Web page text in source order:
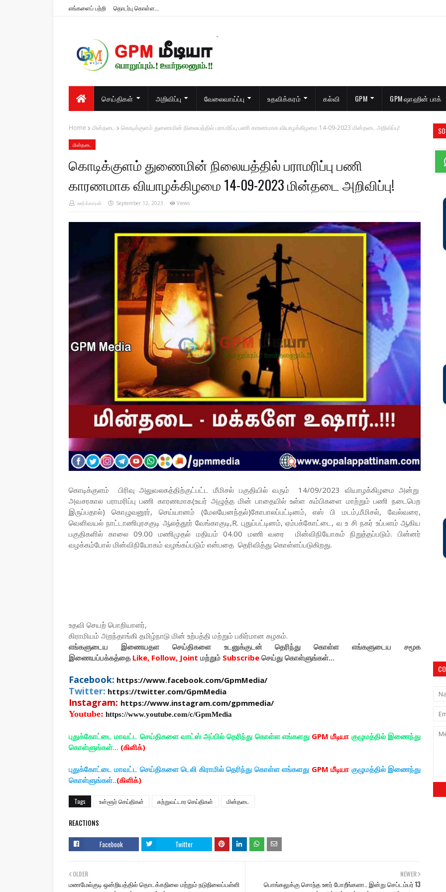
எங்களைப் பற்றி தொடர்பு கொள்ள...
செய்திகள்
அறிவிப்பு வேலைவாய்ப்பு உதவிக்கரம் கல்வி GPM GPM ஷாஹின் பாக்
Home மின்தடை கொடிக்குளம் துணைமின் நிலையத்தில் பராமரிப்பு பணி காரணமாக வியாழக்கிழமை 14-09-2023 மின்தடை அறிவிப்பு!
மின்தடை
கொடிக்குளம் துணைமின் நிலையத்தில் பராமரிப்பு பணி
காரணமாக வியாழக்கிழமை 14-09-2023 மின்தடை அறிவிப்பு!
ஊர்க்காரன் September 12, 2023 Views
கொடிக்குளம் பிரிவு அலுவலகத்திற்குட்பட்ட மீமிசல் பகுதியில் வரும் 14/09/2023 வியாழக்கிழமை அன்று
அவசரகால பராமரிப்பு பணி காரணமாக(உயர் அழுத்த மின் பாதையில் உள்ள கம்பிகளை மாற்றும் பணி நடைபெற
இருப்பதால்) கொழுவனூர், செய்யானம் (மேலயேனந்தல்)கோபாலப்பட்டினம், எஸ் பி மடம்,மீமிசல், வேல்வரை,
வெளிவயல் நாட்டாணிபுரசகுடி ஆலத்தூர் வேங்காகுடி,R. புதுப்பட்டினம், ஏம்பக்கோட்டை, வ உ சி நகர் உப்பளம் ஆகிய
பகுதிகளில் காலை 09.00 மணிமுதல் மதியம் 04.00 மணி வரை மின்விநியோகம் நிறுத்தப்படும். பின்னர்
வழக்கம்போல் மின்விநியோகம் வழங்கப்படும் என்பதை தெரிவித்து கொள்ளப்படுகிறது.
உதவி செயற் பொறியாளர்,
கிராமியம் அறந்தாங்கி தமிழ்நாடு மின் உற்பத்தி மற்றும் பகிர்மான கழகம்.
எங்களுடைய இணையதள செய்திகளை உடனுக்குடன் தெரிந்து கொள்ளஎங்களுடைய சமூக
இணையப்பக்கத்தை Like, Follow, Joint மற்றும் Subscribe செய்து கொள்ளுங்கள்...
Facebook: https://www.facebook.com/GpmMedia/
Twitter: https://twitter.com/GpmMedia
Instagram: https://www.instagram.com/gpmmedia/
Youtube: https://www.youtube.com/c/GpmMedia
புதுக்கோட்டை மாவட்ட செய்திகளை வாட்ஸ் அப்பில் தெரிந்து கொள்ள எங்களது GPM மீடியா குழுமத்தில் இணைந்து
கொள்ளுங்கள்... (கிளிக்)
புதுக்கோட்டை மாவட்ட செய்திகளை டெலி கிராமில் தெரிந்து கொள்ள எங்களது GPM மீடியா குழுமத்தில் இணைந்து
கொள்ளுங்கள்..(கிளிக்)
Tags உள்ளூர் செய்திகள் சுற்றுவட்டார செய்திகள் மின்தடை
REACTIONS
Facebook Twitter
NEWER
பொங்கலுக்கு சொந்த ஊர் போறீங்களா.. இன்று செப்டம்பர் 13
OLDER
மணமேல்குடி ஒன்றியத்தில் தொடக்கநிலை மற்றும் நடுநிலைப்பள்ளி